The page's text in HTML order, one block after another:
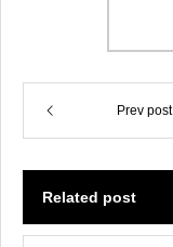
Prev post
Related post